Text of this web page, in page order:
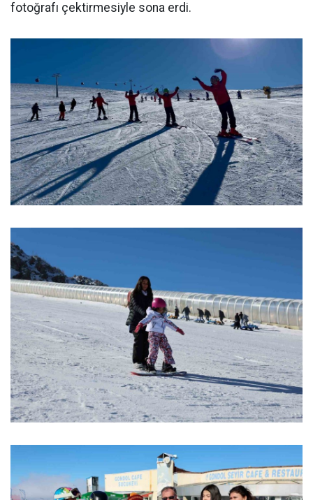
fotoğrafı çektirmesiyle sona erdi.